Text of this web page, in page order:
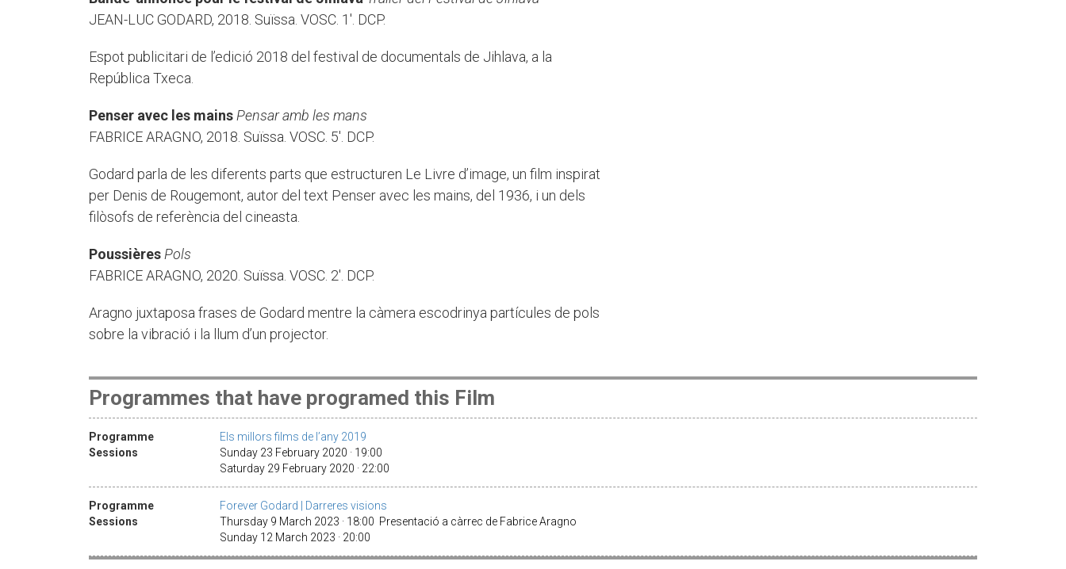
JEAN-LUC GODARD, 2018. Suïssa. VOSC. 1'. DCP.
Espot publicitari de l’edició 2018 del festival de documentals de Jihlava, a la
República Txeca.
Penser avec les mains Pensar amb les mans
FABRICE ARAGNO, 2018. Suïssa. VOSC. 5'. DCP.
Godard parla de les diferents parts que estructuren Le Livre d’image, un film inspirat
per Denis de Rougemont, autor del text Penser avec les mains, del 1936, i un dels
filòsofs de referència del cineasta.
Poussières Pols
FABRICE ARAGNO, 2020. Suïssa. VOSC. 2'. DCP.
Aragno juxtaposa frases de Godard mentre la càmera escodrinya partícules de pols
sobre la vibració i la llum d’un projector.
Programmes that have programed this Film
Programme
Els millors films de l’any 2019
Sessions
Sunday 23 February 2020 · 19:00
Saturday 29 February 2020 · 22:00
Programme
Forever Godard | Darreres visions
Sessions
Thursday 9 March 2023 · 18:00 Presentació a càrrec de Fabrice Aragno
Sunday 12 March 2023 · 20:00